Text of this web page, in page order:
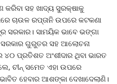
ସହ ଖାଦ୍ୟ ସୁରକ୍ଷାକୁ
ଚାଉଳ ରପ୍ତାନି ଉପରେ କଟକଣା
ସରକାର। ସାମୟିକ ଭାବେ ଭଙ୍ଗା
ସରକାର ଗୁରୁତର ସହ ଆଲୋଚନା
ପ୍ରତିଶତ ଅଂଶୀଦାର ଥିବା ଭାରତ
ଚୀନ୍ ସମେତ ଏହା ଉପରେ
ହେବାର ଆଶଙ୍କା ଦେଖାଦେଲାଣି।